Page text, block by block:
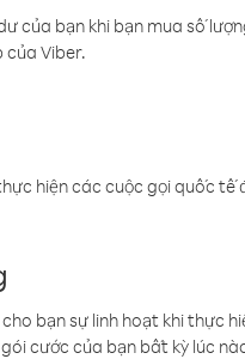
của bạn khi bạn mua số
Viber.
hiện các cuộc gọi quốc
bạn sự linh hoạt khi thực
cước của bạn bất kỳ lúc